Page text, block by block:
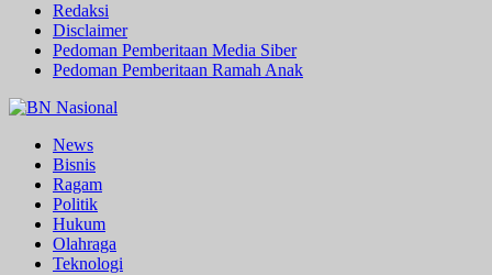
Redaksi
Disclaimer
Pedoman Pemberitaan Media Siber
Pedoman Pemberitaan Ramah Anak
News
Bisnis
Ragam
Politik
Hukum
Olahraga
Teknologi